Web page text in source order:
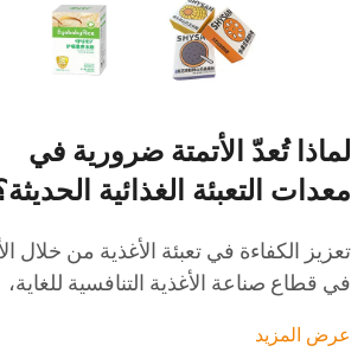
لماذا تُعدّ الأتمتة ضرورية في
معدات التعبئة الغذائية
تعزيز الكفاءة في تعبئة الأغذية من خلال
في قطاع صناعة الأغذية التنافسية للغاية،
الحفاظ على المنتج، بل أيضاً في تمثيل
عرض المزيد